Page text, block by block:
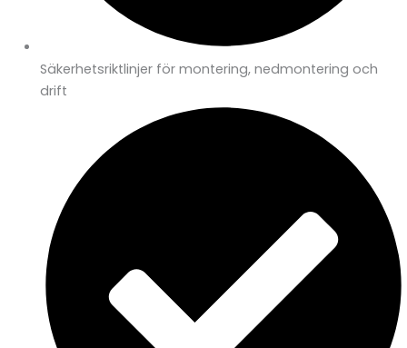
Säkerhetsriktlinjer för montering, nedmontering och
drift